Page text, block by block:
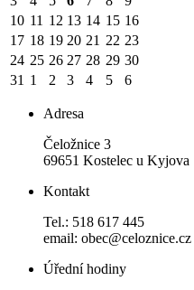
10 11 12 13 14 15 16
17 18 19 20 21 22 23
24 25 26 27 28 29 30
31 1 2 3 4 5 6
Adresa
Čeložnice 3
69651 Kostelec u Kyjova
Kontakt
Tel.: 518 617 445
email: obec@celoznice.cz
Úřední hodiny